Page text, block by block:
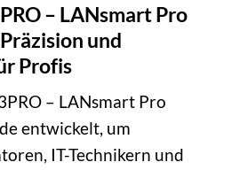
– LANsmart Pro
und
Profis
– LANsmart Pro
entwickelt, um
IT-Technikern und